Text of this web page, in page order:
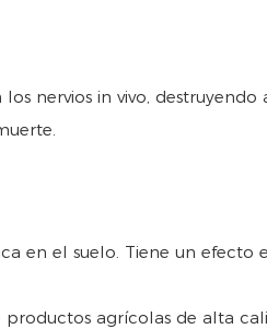
nervios in vivo,
en el suelo. Tiene un efecto
agrícolas de alta